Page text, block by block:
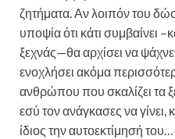
ζητήματα. Αν λοιπόν του
υποψία ότι κάτι συμβαίνει
ξεχνάς—θα αρχίσει να
ενοχλήσει ακόμα
ανθρώπου που σκαλίζει τα
εσύ τον ανάγκασες να γίνει,
ίδιος την αυτοεκτίμησή του…